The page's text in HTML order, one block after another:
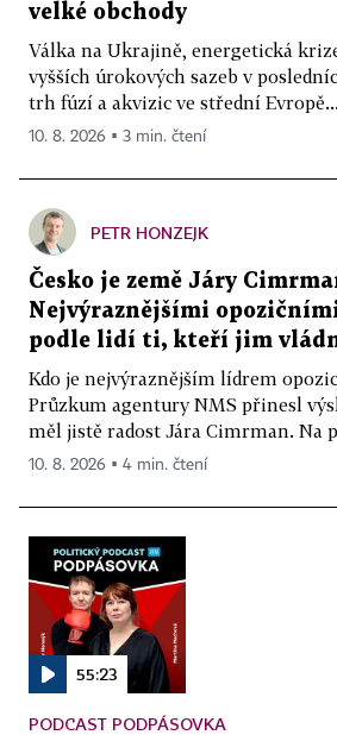
velké obchody
Válka na Ukrajině, energetická
vyšších úrokových sazeb v
trh fúzí a akvizic ve střední
10. 8. 2026 ▪ 3 min. čtení
PETR HONZEJK
Česko je země Járy
Nejvýraznějšími
podle lidí ti, kteří jim
Kdo je nejvýraznějším lídrem
Průzkum agentury NMS přinesl
měl jistě radost Jára Cimrman. Na
10. 8. 2026 ▪ 4 min. čtení
55:23
PODCAST PODPÁSOVKA